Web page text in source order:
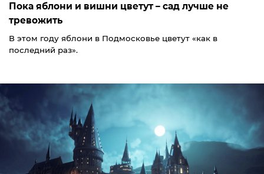
Пока яблони и вишни цветут – сад лучше не
тревожить
В этом году яблони в Подмосковье цветут «как в
последний раз».